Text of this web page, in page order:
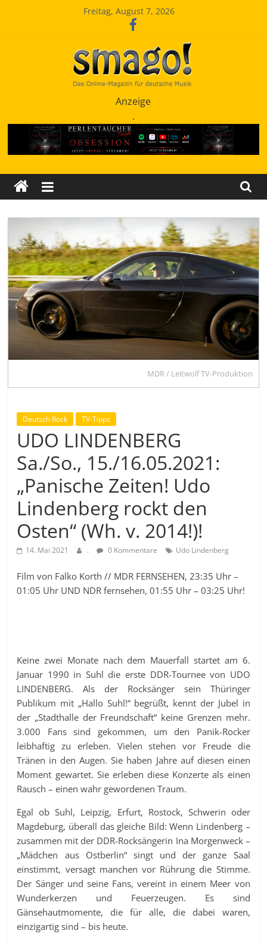
Freitag, August 7, 2026
SchlagerMAGazinOnline
Anzeige
.
MDR / Leitwolf TV-Produktion
Deutsch Rock TV-Tipps
UDO LINDENBERG
Sa./So., 15./16.05.2021:
„Panische Zeiten! Udo
Lindenberg rockt den
Osten“ (Wh. v. 2014!)!
14. Mai 2021 . 0 Kommentare Udo Lindenberg
Film von Falko Korth // MDR FERNSEHEN, 23:35 Uhr –
01:05 Uhr UND NDR fernsehen, 01:55 Uhr – 03:25 Uhr!
Keine zwei Monate nach dem Mauerfall startet am 6.
Januar 1990 in Suhl die erste DDR-Tournee von UDO
LINDENBERG. Als der Rocksänger sein Thüringer
Publikum mit „Hallo Suhl!“ begrüßt, kennt der Jubel in
der „Stadthalle der Freundschaft“ keine Grenzen mehr.
3.000 Fans sind gekommen, um den Panik-Rocker
leibhaftig zu erleben. Vielen stehen vor Freude die
Tränen in den Augen. Sie haben Jahre auf diesen einen
Moment gewartet. Sie erleben diese Konzerte als einen
Rausch – einen wahr gewordenen Traum.
Egal ob Suhl, Leipzig, Erfurt, Rostock, Schwerin oder
Magdeburg, überall das gleiche Bild: Wenn Lindenberg –
zusammen mit der DDR-Rocksängerin Ina Morgenweck –
„Mädchen aus Ostberlin“ singt und der ganze Saal
einstimmt, versagt manchen vor Rührung die Stimme.
Der Sänger und seine Fans, vereint in einem Meer von
Wunderkerzen und Feuerzeugen. Es sind
Gänsehautmomente, die für alle, die dabei waren,
einzigartig sind – bis heute.